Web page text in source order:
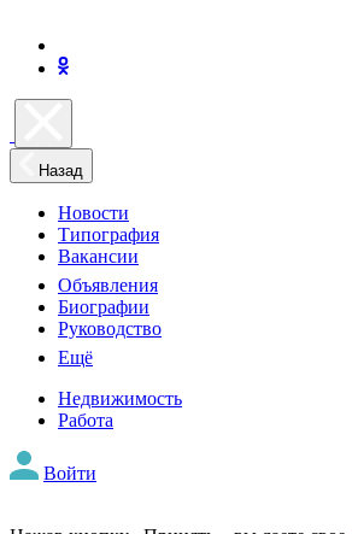
Назад
Новости
Типография
Вакансии
Объявления
Биографии
Руководство
Ещё
Недвижимость
Работа
Войти